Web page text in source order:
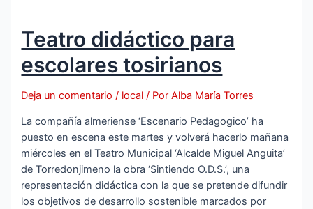
el
plazo
de
para
el
COAC
2024
en
Torredonjimeno
Teatro didáctico para
escolares tosirianos
Deja un comentario / local / PorAlba María Torres
La compañía almeriense ‘Escenario Pedagogico’ ha
puesto en escena este martes y volverá hacerlo mañana
miércoles en el Teatro Municipal ‘Alcalde Miguel Anguita’
de Torredonjimeno la obra ‘Sintiendo O.D.S.’, una
representación didáctica con la que se pretende difundir
los objetivos de desarrollo sostenible marcados por